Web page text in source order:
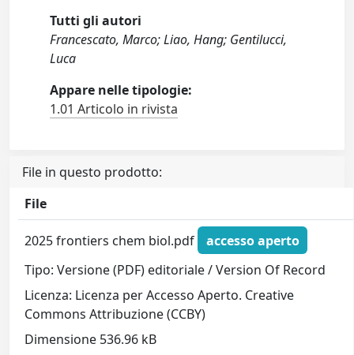
Tutti gli autori
Francescato, Marco; Liao, Hang; Gentilucci,
Luca
Appare nelle tipologie:
1.01 Articolo in rivista
File in questo prodotto:
File
2025 frontiers chem biol.pdf
accesso aperto
Tipo: Versione (PDF) editoriale / Version Of Record
Licenza: Licenza per Accesso Aperto. Creative
Commons Attribuzione (CCBY)
Dimensione 536.96 kB